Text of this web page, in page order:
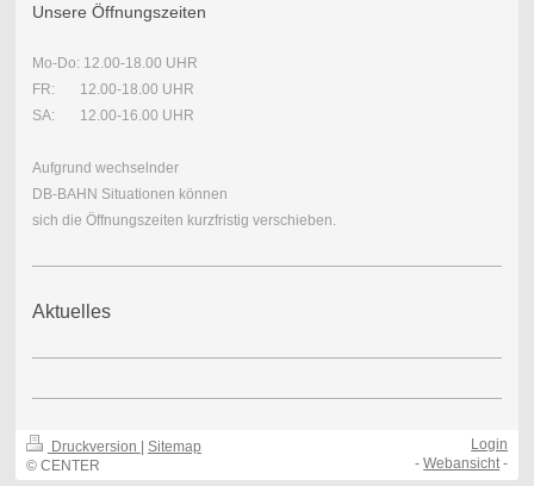
Unsere Öffnungszeiten
Mo-Do: 12.00-18.00 UHR
FR: 12.00-18.00 UHR
SA: 12.00-16.00 UHR
Aufgrund wechselnder
DB-BAHN Situationen können
sich die Öffnungszeiten kurzfristig verschieben.
Aktuelles
Druckversion
Sitemap
© CENTER
Login
-Webansicht-